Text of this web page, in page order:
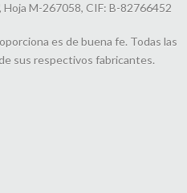
Hoja M-267058, CIF: B-82766452
es de buena fe. Todas las
sus respectivos fabricantes.